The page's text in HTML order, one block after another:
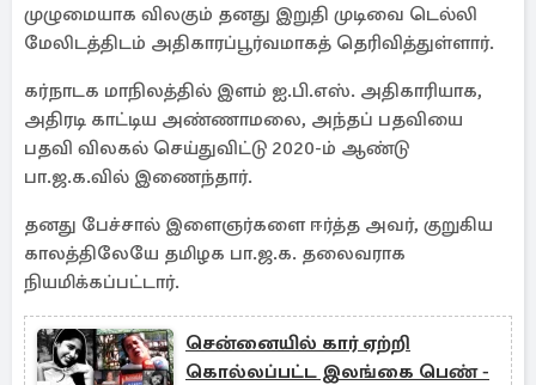
முழுமையாக விலகும் தனது இறுதி முடிவை டெல்லி
மேலிடத்திடம் அதிகாரப்பூர்வமாகத் தெரிவித்துள்ளார்.
கர்நாடக மாநிலத்தில் இளம் ஐ.பி.எஸ். அதிகாரியாக,
அதிரடி காட்டிய அண்ணாமலை, அந்தப் பதவியை
பதவி விலகல் செய்துவிட்டு 2020-ம் ஆண்டு
பா.ஜ.க.வில் இணைந்தார்.
தனது பேச்சால் இளைஞர்களை ஈர்த்த அவர், குறுகிய
காலத்திலேயே தமிழக பா.ஜ.க. தலைவராக
நியமிக்கப்பட்டார்.
சென்னையில் கார் ஏற்றி
கொல்லப்பட்ட இலங்கை பெண் -